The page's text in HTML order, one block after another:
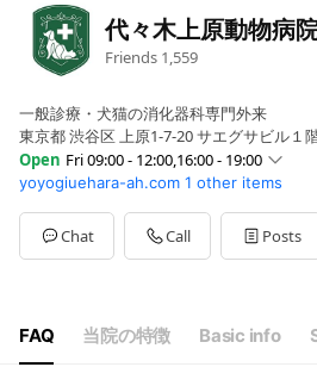
代々木上原動物病
Friends 1,559
一般診療・犬猫の消化器科専門外来
東京都 渋谷区 上原1-7-20 サエグサビル１
Open Fri 09:00 - 12:00,16:00 - 19:00
Sun09:00 - 12:00
Mon09:00 - 12:00,16:00 - 19:00
Tue09:00 - 12:00,16:00 - 19:00
Wed00:00 - 00:00
09:00 - 12:00,16:00 - 19:00
祝日は午前のみの診療となります
yoyogiuehara-ah.com 1 other items
Chat Call Posts
FAQ 当院の特徴 Basic info